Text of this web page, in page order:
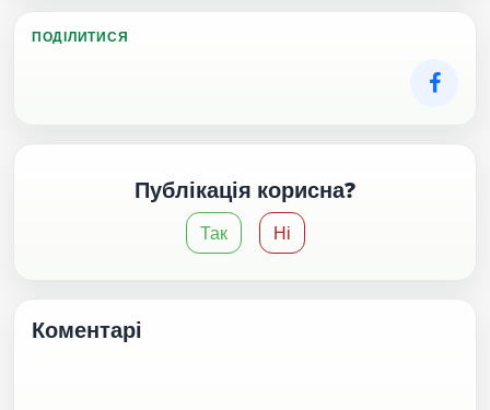
ПОДІЛИТИСЯ
Публікація корисна?
Так Ні
Коментарі